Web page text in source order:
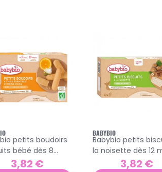
petits boudoirs
bébé dès 8
120g3,82 €
BABYBIO
Babybio petits
la noisette dès 12
et + 20 biscuits
3,82 €